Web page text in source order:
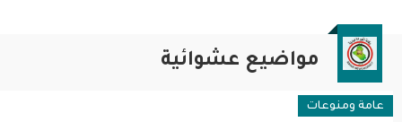
مواضيع عشوائية
عامة ومنوعات